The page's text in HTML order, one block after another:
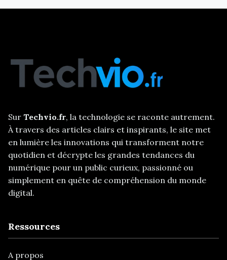
Sur Techvio.fr, la technologie se raconte autrement.
À travers des articles clairs et inspirants, le site met
en lumière les innovations qui transforment notre
quotidien et décrypte les grandes tendances du
numérique pour un public curieux, passionné ou
simplement en quête de compréhension du monde
digital.
Ressources
A propos